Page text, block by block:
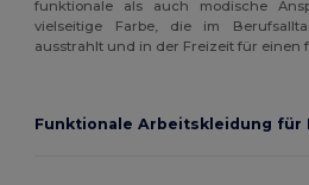
funktionale als auch modische
vielseitige Farbe, die im
ausstrahlt und in der Freizeit für einen
Funktionale Arbeitskleidung für